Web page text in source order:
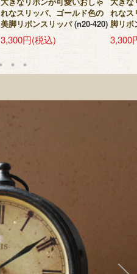
れなスリッパ、ゴールド色の
美脚リボンスリッパ (n20-420)
3,300円(税込)
れなス
脚リボ
3,300